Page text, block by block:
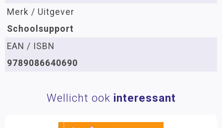
Merk / Uitgever
Schoolsupport
EAN / ISBN
9789086640690
Wellicht ook interessant